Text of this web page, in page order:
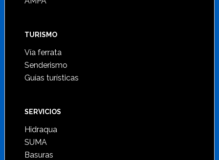
TURISMO
Vía ferrata
Senderismo
Guías turísticas
SERVICIOS
Hidraqua
SUMA
Basuras